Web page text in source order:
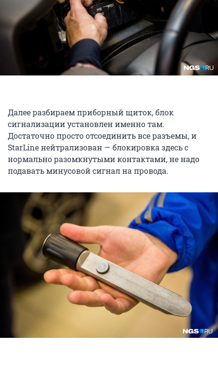
Далее разбираем приборный щиток, блок
сигнализации установлен именно там.
Достаточно просто отсоединить все разъемы, и
StarLine нейтрализован — блокировка здесь с
нормально разомкнутыми контактами, не надо
подавать минусовой сигнал на провода.